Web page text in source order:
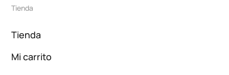
Tienda
Tienda
Mi carrito